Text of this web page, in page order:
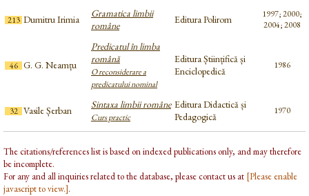
213 Dumitru Irimia
Gramatica limbii
române
Editura Polirom
1997; 2000;
2004; 2008
46 G. G. Neamțu
Predicatul în limba
română
O reconsiderare a
predicatului nominal
Editura Științifică și
Enciclopedică
1986
32 Vasile Șerban Sintaxa limbii române
Curs practic
Editura Didactică și
Pedagogică
1970
The citations/references list is based on indexed publications only, and may therefore
be incomplete.
For any and all inquiries related to the database, please contact us at [Please enable
javascript to view.].